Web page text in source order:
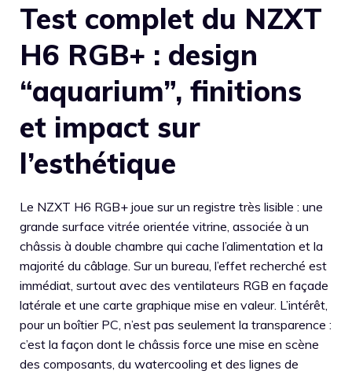
Test complet du NZXT
H6 RGB+ : design
“aquarium”, finitions
et impact sur
l’esthétique
Le NZXT H6 RGB+ joue sur un registre très lisible : une
grande surface vitrée orientée vitrine, associée à un
châssis à double chambre qui cache l’alimentation et la
majorité du câblage. Sur un bureau, l’effet recherché est
immédiat, surtout avec des ventilateurs RGB en façade
latérale et une carte graphique mise en valeur. L’intérêt,
pour un boîtier PC, n’est pas seulement la transparence :
c’est la façon dont le châssis force une mise en scène
des composants, du watercooling et des lignes de